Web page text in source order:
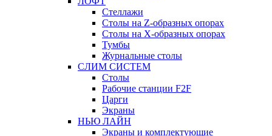
Стеллажи
Столы на Z-образных опорах
Столы на Х-образных опорах
Тумбы
Журнальные столы
СЛИМ СИСТЕМ
Столы
Рабочие станции F2F
Царги
Экраны
НЬЮ ЛАЙН
Экраны и комплектующие